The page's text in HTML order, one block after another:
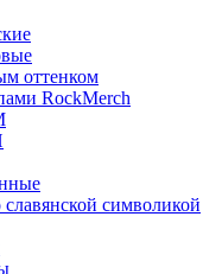
оттенком
RockMerch
символикой